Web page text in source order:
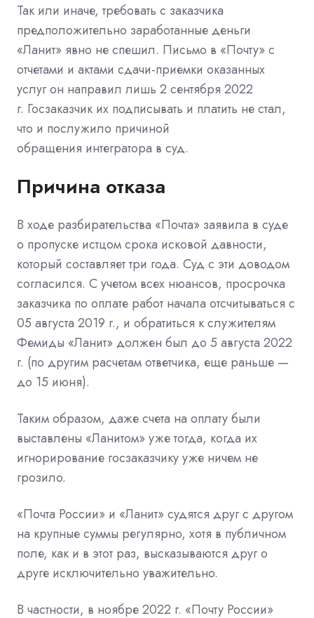
Так или иначе, требовать с заказчика
предположительно заработанные деньги
«Ланит» явно не спешил. Письмо в «Почту» с
отчетами и актами сдачи-приемки оказанных
услуг он направил лишь 2 сентября 2022
г. Госзаказчик их подписывать и платить не стал,
что и послужило причиной
обращения интегратора в суд.
Причина отказа
В ходе разбирательства «Почта» заявила в суде
о пропуске истцомсрока исковой давности,
который составляет три года. Суд с эти доводом
согласился. С учетом всех нюансов, просрочка
заказчика по оплате работ начала отсчитываться с
05 августа 2019 г., и обратиться к служителям
Фемиды «Ланит» должен был до 5 августа 2022
г. (по другим расчетам ответчика, еще раньше —
до 15 июня).
Таким образом, даже счета на оплату были
выставлены «Ланитом» уже тогда, когда их
игнорирование госзаказчику уже ничем не
грозило.
«Почта России» и «Ланит» судятся друг с другом
на крупные суммы регулярно, хотя в публичном
поле, как и в этот раз, высказываются друг о
друге исключительно уважительно.
В частности, в ноябре 2022 г. «Почту России»